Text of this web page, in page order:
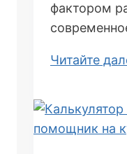
фактором
Читайте